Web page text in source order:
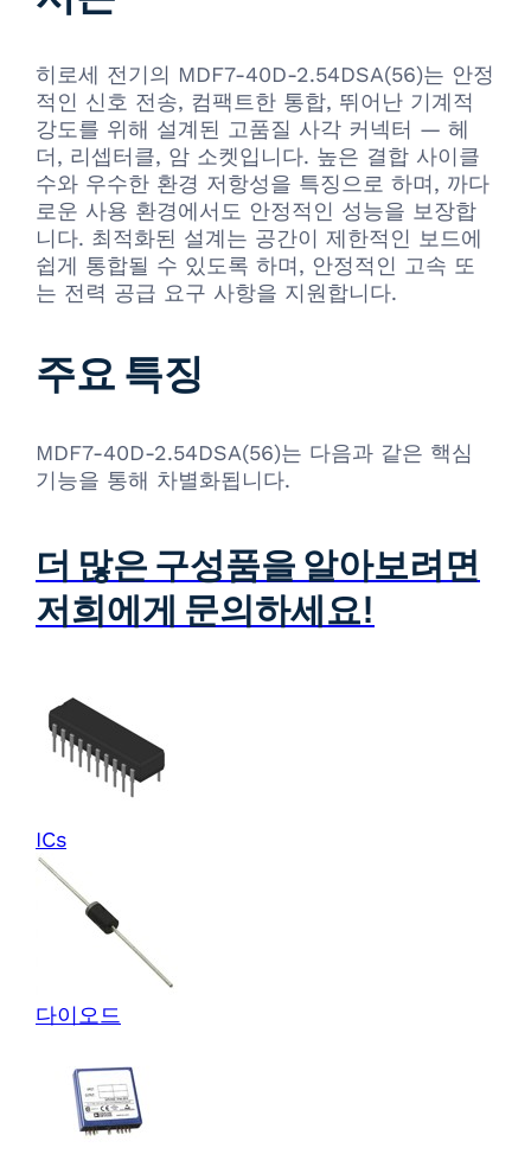
히로세 전기의 MDF7-40D-2.54DSA(56)는 안정
적인 신호 전송, 컴팩트한 통합, 뛰어난 기계적
강도를 위해 설계된 고품질 사각 커넥터 — 헤
더, 리셉터클, 암 소켓입니다. 높은 결합 사이클
수와 우수한 환경 저항성을 특징으로 하며, 까다
로운 사용 환경에서도 안정적인 성능을 보장합
니다. 최적화된 설계는 공간이 제한적인 보드에
쉽게 통합될 수 있도록 하며, 안정적인 고속 또
는 전력 공급 요구 사항을 지원합니다.
주요 특징
MDF7-40D-2.54DSA(56)는 다음과 같은 핵심
기능을 통해 차별화됩니다.
더 많은 구성품을 알아보려면
저희에게 문의하세요!
ICs
다이오드